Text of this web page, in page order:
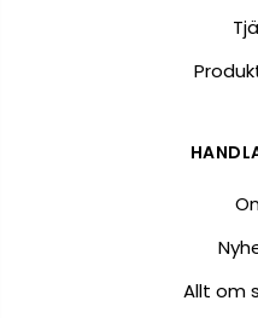
Allt om